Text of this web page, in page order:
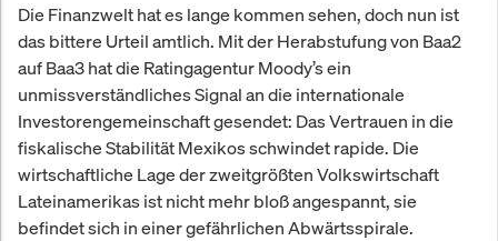
Die Finanzwelt hat es lange kommen sehen, doch nun ist
das bittere Urteil amtlich. Mit der Herabstufung von Baa2
auf Baa3 hat die Ratingagentur Moody’s ein
unmissverständliches Signal an die internationale
Investorengemeinschaft gesendet: Das Vertrauen in die
fiskalische Stabilität Mexikos schwindet rapide. Die
wirtschaftliche Lage der zweitgrößten Volkswirtschaft
Lateinamerikas ist nicht mehr bloß angespannt, sie
befindet sich in einer gefährlichen Abwärtsspirale.